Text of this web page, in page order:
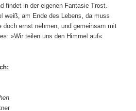
findet in der eigenen Fantasie Trost.
weiß, am Ende des Lebens, da muss
doch ernst nehmen, und gemeinsam mit
»Wir teilen uns den Himmel auf«.